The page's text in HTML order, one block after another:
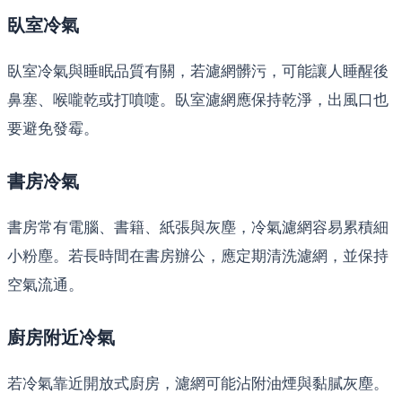
臥室冷氣
臥室冷氣與睡眠品質有關，若濾網髒污，可能讓人睡醒後
鼻塞、喉嚨乾或打噴嚏。臥室濾網應保持乾淨，出風口也
要避免發霉。
書房冷氣
書房常有電腦、書籍、紙張與灰塵，冷氣濾網容易累積細
小粉塵。若長時間在書房辦公，應定期清洗濾網，並保持
空氣流通。
廚房附近冷氣
若冷氣靠近開放式廚房，濾網可能沾附油煙與黏膩灰塵。